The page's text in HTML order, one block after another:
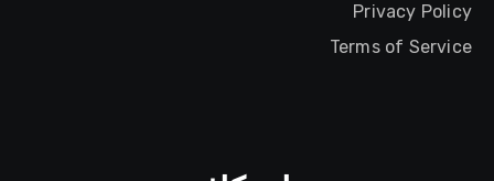
Privacy Policy
Terms of Service